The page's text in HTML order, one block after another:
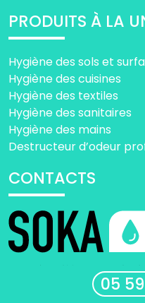
05
PRODUITS À LA
Hygiène des sols et
Hygiène des cuisines
Hygiène des textiles
Hygiène des sanitaires
Hygiène des mains
Destructeur d’odeur
CONTACTS